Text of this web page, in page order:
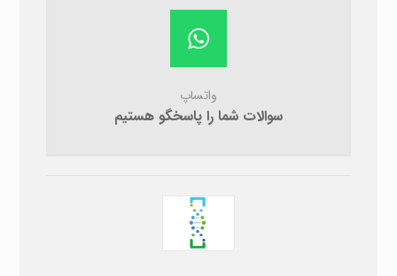
واتساپ
سوالات شما را پاسخگو هستیم